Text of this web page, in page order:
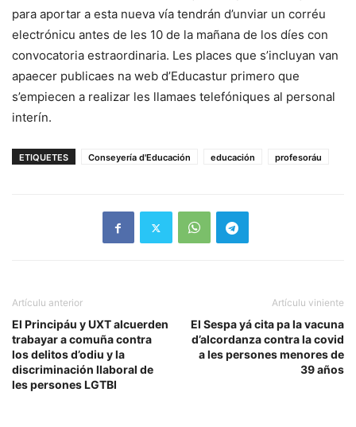
para aportar a esta nueva vía tendrán d’unviar un corréu
electrónicu antes de les 10 de la mañana de los díes con
convocatoria estraordinaria. Les places que s’incluyan van
apaecer publicaes na web d’Educastur primero que
s’empiecen a realizar les llamaes telefóniques al personal
interín.
ETIQUETES Conseyería d'Educación educación profesoráu
Artículu anterior
El Principáu y UXT alcuerden
trabayar a comuña contra
los delitos d’odiu y la
discriminación llaboral de
les persones LGTBI
Artículu viniente
El Sespa yá cita pa la vacuna
d’alcordanza contra la covid
a les persones menores de
39 años